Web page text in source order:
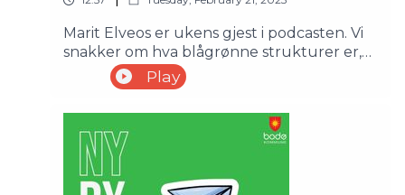
Marit Elveos er ukens gjest i podcasten. Vi
snakker om hva blågrønne strukturer er,
og hvorfor det er viktig at vi tar hensyn til
disse i byutviklingen. Styrtregn, flom, og
annet ekstremvær er noen av
utfordringene vi må møte i fremtiden, men
hvordan forbereder vi oss mot dette?
Play